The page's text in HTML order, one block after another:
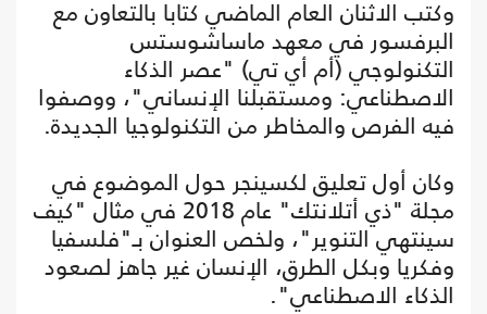
وكتب الاثنان العام الماضي كتابا بالتعاون مع
البرفسور في معهد ماساشوستس
التكنولوجي (أم أي تي) "عصر الذكاء
الاصطناعي: ومستقبلنا الإنساني"، ووصفوا
فيه الفرص والمخاطر من التكنولوجيا الجديدة.
وكان أول تعليق لكسينجر حول الموضوع في
مجلة "ذي أتلانتك" عام 2018 في مثال "كيف
سينتهي التنوير"، ولخص العنوان بـ"فلسفيا
وفكريا وبكل الطرق، الإنسان غير جاهز لصعود
الذكاء الاصطناعي".